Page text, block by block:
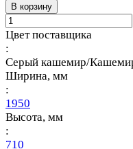
В корзину
Цвет поставщика
:
Серый кашемир/
Ширина, мм
:
1950
Высота, мм
:
710